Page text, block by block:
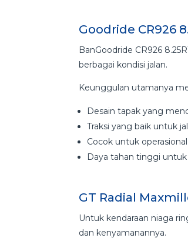
Goodride CR926
BanGoodride CR926
berbagai kondisi jalan.
Keunggulan utamanya
Desain tapak yang
Traksi yang baik untuk
Cocok untuk
Daya tahan tinggi
GT Radial
Untuk kendaraan niaga
dan kenyamanannya.